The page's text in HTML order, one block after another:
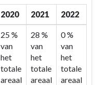
2020 2021 2022
25 %
van
het
totale
areaal
28 %
van
het
totale
areaal
0 %
van
het
totale
areaal